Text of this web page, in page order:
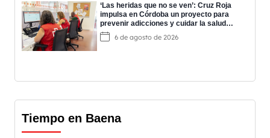
‘Las heridas que no se ven’: Cruz Roja
impulsa en Córdoba un proyecto para
prevenir adicciones y cuidar la salud
mental
6 de agosto de 2026
Tiempo en Baena